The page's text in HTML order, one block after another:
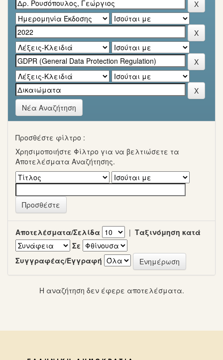
Νέα Αναζήτηση
Προσθέστε φίλτρο :
Χρησιμοποιήστε Φίλτρο για να βελτιώσετε τα
Αποτελέσματα Αναζήτησης.
Αποτελέσματα/Σελίδα | Ταξινόμηση κατά
Σε
Συγγραφέας/Εγγραφή
Η αναζήτηση δεν έφερε αποτελέσματα.